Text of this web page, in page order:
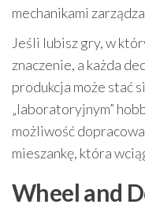
mechanikami
Jeśli lubisz gry, w
znaczenie, a każda
produkcja może stać
„laboratoryjnym”
możliwość
mieszankę, która
Wheel and